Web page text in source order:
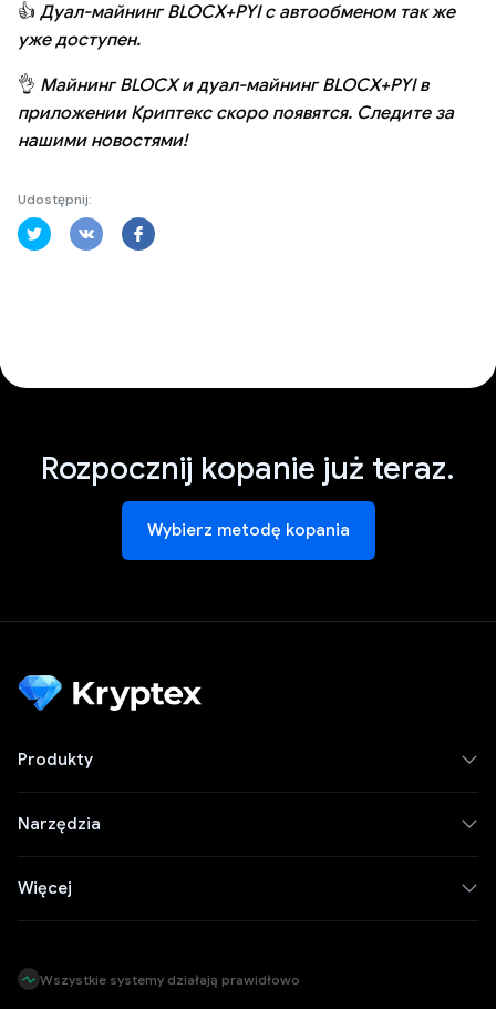
👍 Дуал-майнинг BLOCX+PYI с автообменом так же
уже доступен.
👌 Майнинг BLOCX и дуал-майнинг BLOCX+PYI в
приложении Криптекс скоро появятся. Следите за
нашими новостями!
Udostępnij:
Rozpocznij kopanie już teraz.
Wybierz metodę kopania
Produkty
Narzędzia
Więcej
Wszystkie systemy działają prawidłowo